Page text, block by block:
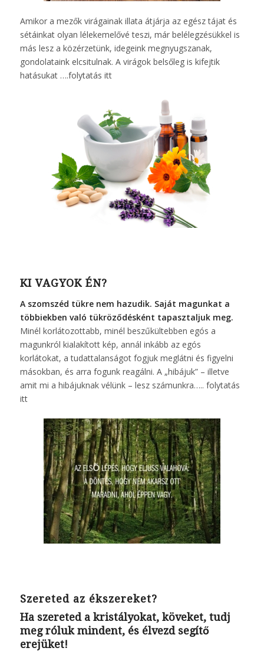
Amikor a mezők virágainak illata átjárja az egész tájat és
sétáinkat olyan lélekemelővé teszi, már belélegzésükkel is
más lesz a közérzetünk, idegeink megnyugszanak,
gondolataink elcsitulnak. A virágok belsőleg is kifejtik
hatásukat ….folytatás itt
KI VAGYOK ÉN?
A szomszéd tükre nem hazudik. Saját magunkat a
többiekben való tükröződésként tapasztaljuk meg.
Minél korlátozottabb, minél beszűkültebben egós a
magunkról kialakított kép, annál inkább az egós
korlátokat, a tudattalanságot fogjuk meglátni és figyelni
másokban, és arra fogunk reagálni. A „hibájuk” – illetve
amit mi a hibájuknak vélünk – lesz számunkra….. folytatás
itt
Szereted az ékszereket?
Ha szereted a kristályokat, köveket, tudj
meg róluk mindent, és élvezd segítő
erejüket!